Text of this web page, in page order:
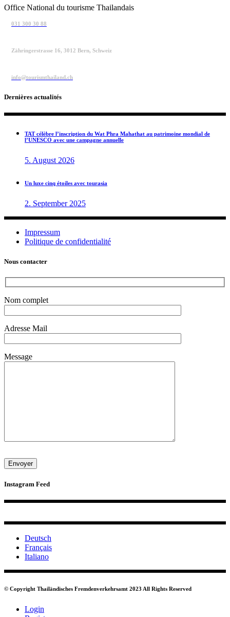
Office National du tourisme Thailandais
031 300 30 88
Zähringerstrasse 16, 3012 Bern, Schweiz
info@tourismthailand.ch
Dernières actualités
TAT célèbre l’inscription du Wat Phra Mahathat au patrimoine mondial de
l’UNESCO avec une campagne annuelle
5. August 2026
Un luxe cinq étoiles avec tourasia
2. September 2025
Impressum
Politique de confidentialité
Nous contacter
Nom complet
Adresse Mail
Message
Instagram Feed
Deutsch
Français
Italiano
© Copyright Thailändisches Fremdenverkehrsamt 2023 All Rights Reserved
Login